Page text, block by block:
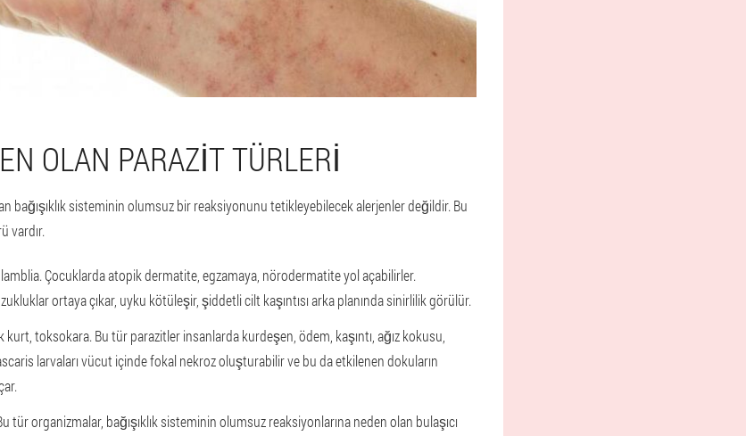
OLAN PARAZIT TÜRLERI
bağışıklık sisteminin olumsuz bir reaksiyonunu tetikleyebilecek alerjenler değildir. Bu
vardır.
Çocuklarda atopik dermatite, egzamaya, nörodermatite yol açabilirler.
ortaya çıkar, uyku kötüleşir, şiddetli cilt kaşıntısı arka planında sinirlilik görülür.
toksokara. Bu tür parazitler insanlarda kurdeşen, ödem, kaşıntı, ağız kokusu,
larvaları vücut içinde fokal nekroz oluşturabilir ve bu da etkilenen dokuların
tür organizmalar, bağışıklık sisteminin olumsuz reaksiyonlarına neden olan bulaşıcı